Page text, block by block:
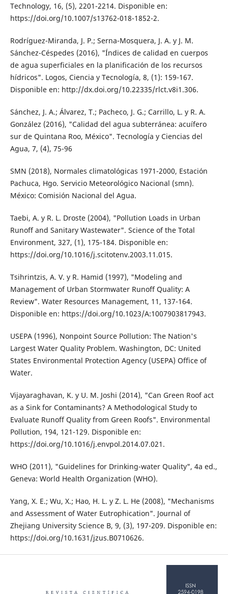
Technology, 16, (5), 2201-2214. Disponible en:
https://doi.org/10.1007/s13762-018-1852-2.
Rodríguez-Miranda, J. P.; Serna-Mosquera, J. A. y J. M.
Sánchez-Céspedes (2016), "Índices de calidad en cuerpos
de agua superficiales en la planificación de los recursos
hídricos". Logos, Ciencia y Tecnología, 8, (1): 159-167.
Disponible en: http://dx.doi.org/10.22335/rlct.v8i1.306.
Sánchez, J. A.; Álvarez, T.; Pacheco, J. G.; Carrillo, L. y R. A.
González (2016), "Calidad del agua subterránea: acuífero
sur de Quintana Roo, México". Tecnología y Ciencias del
Agua, 7, (4), 75-96
SMN (2018), Normales climatológicas 1971-2000, Estación
Pachuca, Hgo. Servicio Meteorológico Nacional (smn).
México: Comisión Nacional del Agua.
Taebi, A. y R. L. Droste (2004), "Pollution Loads in Urban
Runoff and Sanitary Wastewater". Science of the Total
Environment, 327, (1), 175-184. Disponible en:
https://doi.org/10.1016/j.scitotenv.2003.11.015.
Tsihrintzis, A. V. y R. Hamid (1997), "Modeling and
Management of Urban Stormwater Runoff Quality: A
Review". Water Resources Management, 11, 137-164.
Disponible en: https://doi.org/10.1023/A:1007903817943.
USEPA (1996), Nonpoint Source Pollution: The Nation's
Largest Water Quality Problem. Washington, DC: United
States Environmental Protection Agency (USEPA) Office of
Water.
Vijayaraghavan, K. y U. M. Joshi (2014), "Can Green Roof act
as a Sink for Contaminants? A Methodological Study to
Evaluate Runoff Quality from Green Roofs". Environmental
Pollution, 194, 121-129. Disponible en:
https://doi.org/10.1016/j.envpol.2014.07.021.
WHO (2011), "Guidelines for Drinking-water Quality", 4a ed.,
Geneva: World Health Organization (WHO).
Yang, X. E.; Wu, X.; Hao, H. L. y Z. L. He (2008), "Mechanisms
and Assessment of Water Eutrophication". Journal of
Zhejiang University Science B, 9, (3), 197-209. Disponible en:
https://doi.org/10.1631/jzus.B0710626.